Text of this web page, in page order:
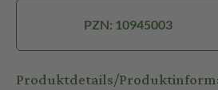
PZN: 10945003
Produktdetails/